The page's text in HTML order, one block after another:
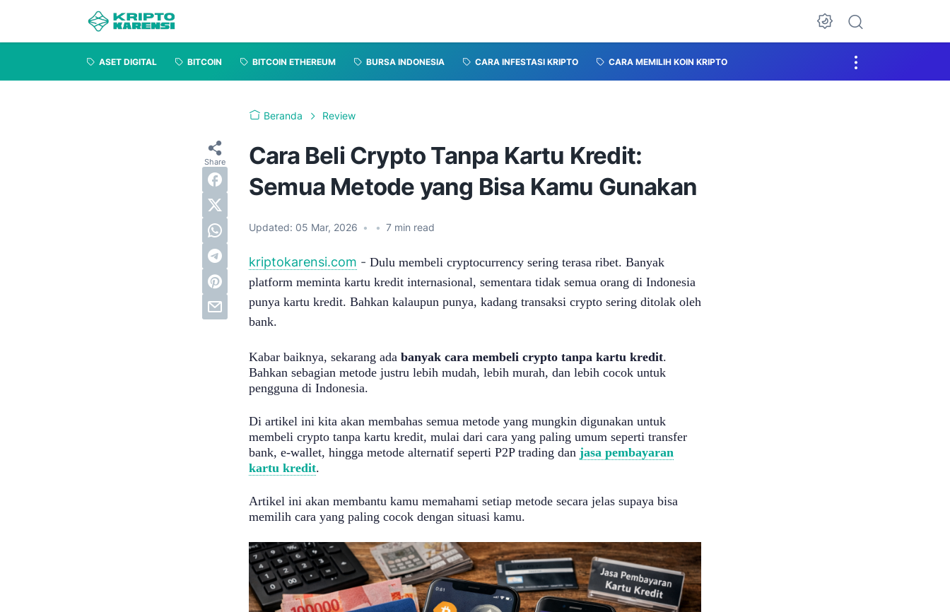
ASET DIGITAL BITCOIN BITCOIN ETHEREUM BURSA INDONESIA CARA INFESTASI KRIPTO CARA MEMILIH KOIN KRIPTO
Beranda Review
Cara Beli Crypto Tanpa Kartu Kredit:
Semua Metode yang Bisa Kamu Gunakan
Updated: 05 Mar, 2026 • • 7 min read
kriptokarensi.com - Dulu membeli cryptocurrency sering terasa ribet. Banyak
platform meminta kartu kredit internasional, sementara tidak semua orang di Indonesia
punya kartu kredit. Bahkan kalaupun punya, kadang transaksi crypto sering ditolak oleh
bank.
Kabar baiknya, sekarang ada banyak cara membeli crypto tanpa kartu kredit.
Bahkan sebagian metode justru lebih mudah, lebih murah, dan lebih cocok untuk
pengguna di Indonesia.
Di artikel ini kita akan membahas semua metode yang mungkin digunakan untuk
membeli crypto tanpa kartu kredit, mulai dari cara yang paling umum seperti transfer
bank, e-wallet, hingga metode alternatif seperti P2P trading dan jasa pembayaran
kartu kredit.
Artikel ini akan membantu kamu memahami setiap metode secara jelas supaya bisa
memilih cara yang paling cocok dengan situasi kamu.